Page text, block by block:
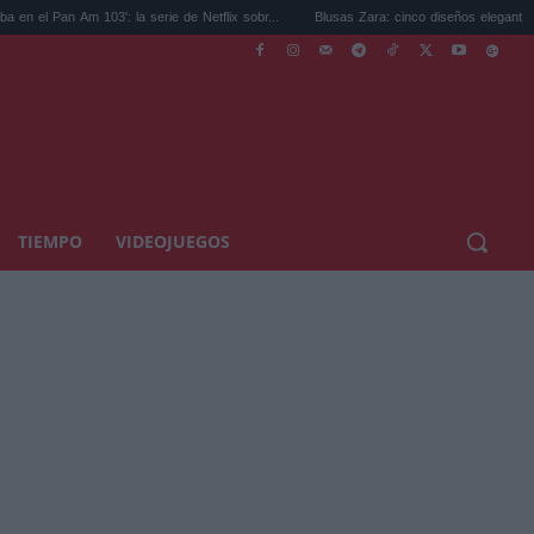
103': la serie de Netflix sobr... Blusas Zara: cinco diseños elegantes y ligeros
TIEMPO VIDEOJUEGOS